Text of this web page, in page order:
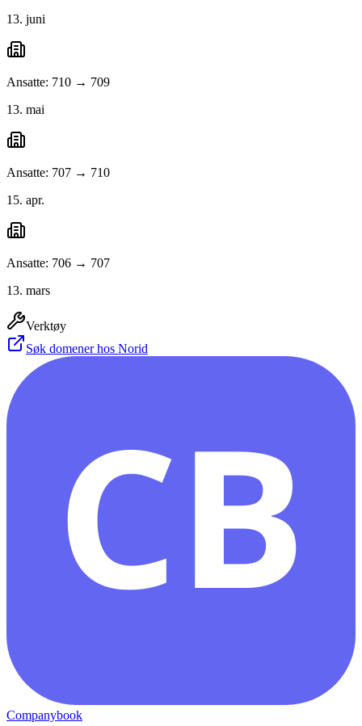
13. juni
Ansatte: 710 → 709
13. mai
Ansatte: 707 → 710
15. apr.
Ansatte: 706 → 707
13. mars
Verktøy
Søk domener hos Norid
CB
Companybook